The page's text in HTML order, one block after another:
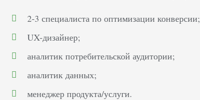
2-3 специалиста по оптимизации конверсии;
UX-дизайнер;
аналитик потребительской аудитории;
аналитик данных;
менеджер продукта/услуги.